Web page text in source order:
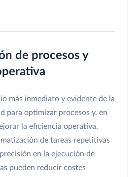
de procesos y
más inmediato y evidente de la
para optimizar procesos y, en
la eficiencia operativa.
de tareas repetitivas
en la ejecución de
pueden reducir costes